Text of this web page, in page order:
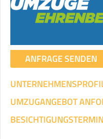
ANFRAGE SENDEN
UMZUGANGEBOT